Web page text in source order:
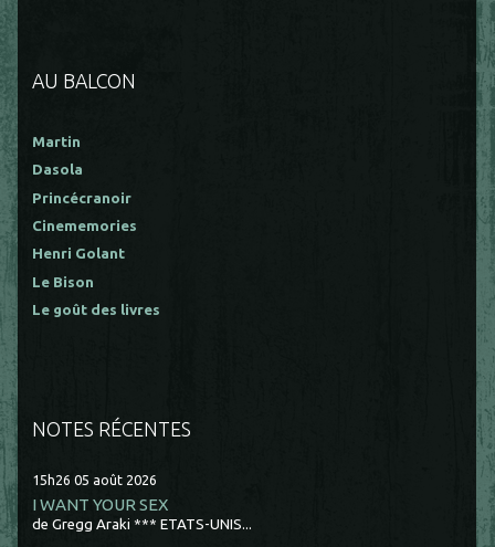
AU BALCON
Martin
Dasola
Princécranoir
Cinememories
Henri Golant
Le Bison
Le goût des livres
NOTES RÉCENTES
15h26 05 août 2026
I WANT YOUR SEX
de Gregg Araki *** ETATS-UNIS...